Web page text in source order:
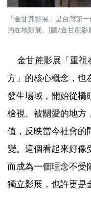
「金甘蔗影展」是台灣第
的在地影展。(圖/金甘蔗影
金甘蔗影展「重視
方」的核心概念，也
發生場域，開始從橋
檢視、被關愛的地方
值，反映當今社會的
變。這個看起來好像
而成為一個理念不受
獨立影展，也許更是